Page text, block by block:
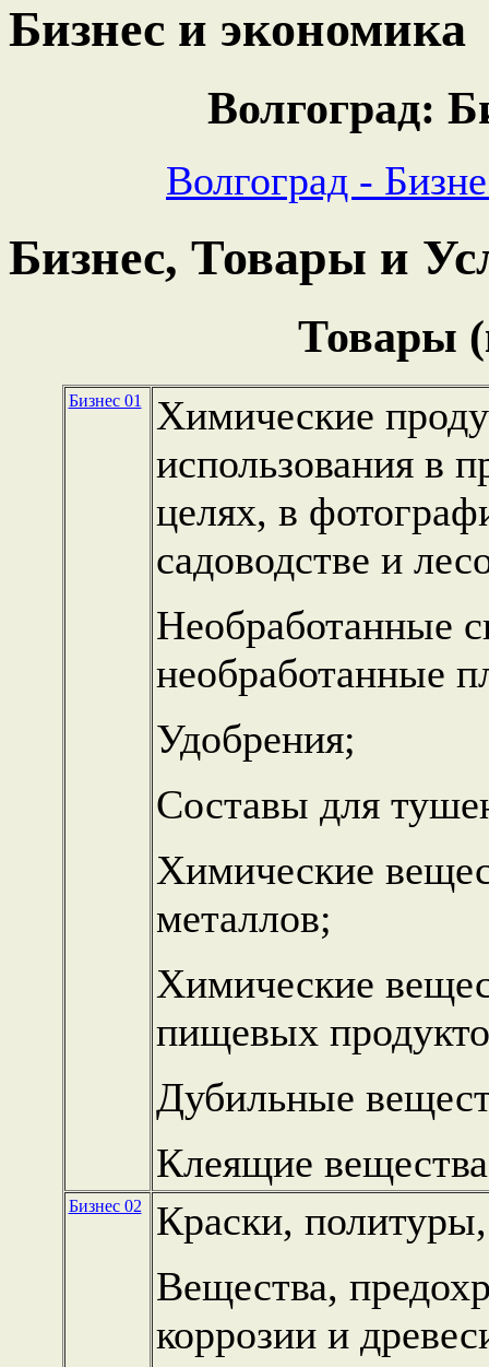
Бизнес и экономика
Волгоград:
Волгоград -
Бизнес, Товары и
Товары
Бизнес 01
Химические
использования в
целях, в
садоводстве и
Необработанные
необработанные
Удобрения;
Составы для
Химические
металлов;
Химические
пищевых
Дубильные
Клеящие
Бизнес 02
Краски,
Вещества,
коррозии и